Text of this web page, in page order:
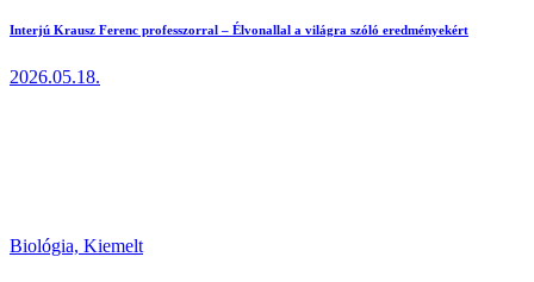
Interjú Krausz Ferenc professzorral – Élvonallal a világra szóló eredményekért
2026.05.18.
Biológia, Kiemelt